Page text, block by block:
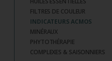
FILTRES DE COULEUR
INDICATEURS ACMOS
MINÉRAUX
PHYTOTHÉRAPIE
COMPLEXES & SAISONNIERS